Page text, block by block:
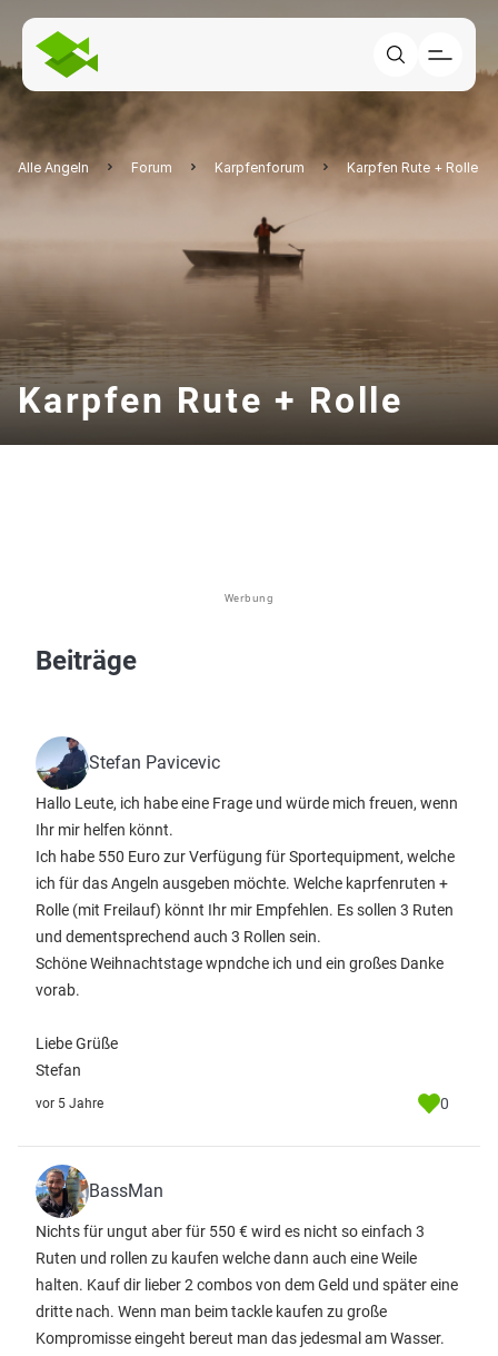
Alle Angeln Forum Karpfenforum Karpfen Rute + Rolle
Karpfen Rute + Rolle
Werbung
Beiträge
Stefan Pavicevic
Hallo Leute, ich habe eine Frage und würde mich freuen, wenn
Ihr mir helfen könnt.
Ich habe 550 Euro zur Verfügung für Sportequipment, welche
ich für das Angeln ausgeben möchte. Welche kaprfenruten +
Rolle (mit Freilauf) könnt Ihr mir Empfehlen. Es sollen 3 Ruten
und dementsprechend auch 3 Rollen sein.
Schöne Weihnachtstage wpndche ich und ein großes Danke
vorab.
Liebe Grüße
Stefan
vor 5 Jahre 0
BassMan
Nichts für ungut aber für 550 € wird es nicht so einfach 3
Ruten und rollen zu kaufen welche dann auch eine Weile
halten. Kauf dir lieber 2 combos von dem Geld und später eine
dritte nach. Wenn man beim tackle kaufen zu große
Kompromisse eingeht bereut man das jedesmal am Wasser.